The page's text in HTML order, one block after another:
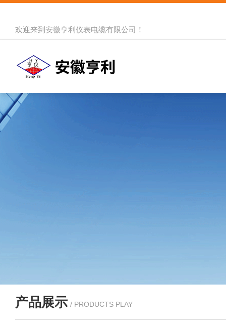
欢迎来到 安徽亨利仪表电缆有限公司 ！
产品展示 / PRODUCTS PLAY